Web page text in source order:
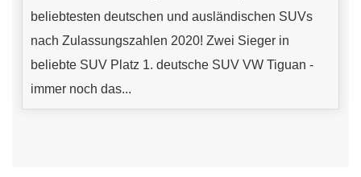
beliebtesten deutschen und ausländischen SUVs
nach Zulassungszahlen 2020! Zwei Sieger in
beliebte SUV Platz 1. deutsche SUV VW Tiguan -
immer noch das...